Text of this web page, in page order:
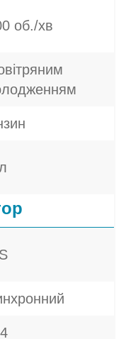
об./хв